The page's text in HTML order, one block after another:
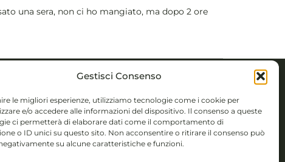
Gestisci Consenso
le migliori esperienze, utilizziamo tecnologie come i cookie per
e/o accedere alle informazioni del dispositivo. Il consenso a queste
ci permetterà di elaborare dati come il comportamento di
o ID unici su questo sito. Non acconsentire o ritirare il consenso può
su alcune caratteristiche e funzioni.
una sera, non ci ho mangiato, ma dopo 2 ore
IV Novembre 5,
(BS)